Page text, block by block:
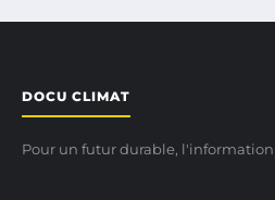
DOCU CLIMAT
Pour un futur durable,